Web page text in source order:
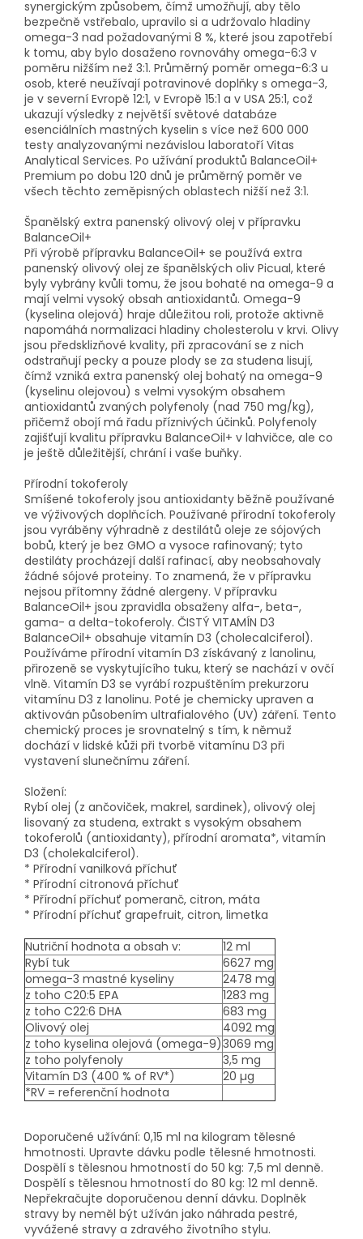
synergickým způsobem, čímž umožňují, aby tělo
bezpečně vstřebalo, upravilo si a udržovalo hladiny
omega-3 nad požadovanými 8 %, které jsou zapotřebí
k tomu, aby bylo dosaženo rovnováhy omega-6:3 v
poměru nižším než 3:1. Průměrný poměr omega-6:3 u
osob, které neužívají potravinové doplňky s omega-3,
je v severní Evropě 12:1, v Evropě 15:1 a v USA 25:1, což
ukazují výsledky z největší světové databáze
esenciálních mastných kyselin s více než 600 000
testy analyzovanými nezávislou laboratoří Vitas
Analytical Services. Po užívání produktů BalanceOil+
Premium po dobu 120 dnů je průměrný poměr ve
všech těchto zeměpisných oblastech nižší než 3:1.
Španělský extra panenský olivový olej v přípravku
BalanceOil+
Při výrobě přípravku BalanceOil+ se používá extra
panenský olivový olej ze španělských oliv Picual, které
byly vybrány kvůli tomu, že jsou bohaté na omega-9 a
mají velmi vysoký obsah antioxidantů. Omega-9
(kyselina olejová) hraje důležitou roli, protože aktivně
napomáhá normalizaci hladiny cholesterolu v krvi. Olivy
jsou předsklizňové kvality, při zpracování se z nich
odstraňují pecky a pouze plody se za studena lisují,
čímž vzniká extra panenský olej bohatý na omega-9
(kyselinu olejovou) s velmi vysokým obsahem
antioxidantů zvaných polyfenoly (nad 750 mg/kg),
přičemž obojí má řadu příznivých účinků. Polyfenoly
zajišťují kvalitu přípravku BalanceOil+ v lahvičce, ale co
je ještě důležitější, chrání i vaše buňky.
Přírodní tokoferoly
Smíšené tokoferoly jsou antioxidanty běžně používané
ve výživových doplňcích. Používané přírodní tokoferoly
jsou vyráběny výhradně z destilátů oleje ze sójových
bobů, který je bez GMO a vysoce rafinovaný; tyto
destiláty procházejí další rafinací, aby neobsahovaly
žádné sójové proteiny. To znamená, že v přípravku
nejsou přítomny žádné alergeny. V přípravku
BalanceOil+ jsou zpravidla obsaženy alfa-, beta-,
gama- a delta-tokoferoly. ČISTÝ VITAMÍN D3
BalanceOil+ obsahuje vitamín D3 (cholecalciferol).
Používáme přírodní vitamín D3 získávaný z lanolinu,
přirozeně se vyskytujícího tuku, který se nachází v ovčí
vlně. Vitamín D3 se vyrábí rozpuštěním prekurzoru
vitamínu D3 z lanolinu. Poté je chemicky upraven a
aktivován působením ultrafialového (UV) záření. Tento
chemický proces je srovnatelný s tím, k němuž
dochází v lidské kůži při tvorbě vitamínu D3 při
vystavení slunečnímu záření.
Složení:
Rybí olej (z ančoviček, makrel, sardinek), olivový olej
lisovaný za studena, extrakt s vysokým obsahem
tokoferolů (antioxidanty), přírodní aromata*, vitamín
D3 (cholekalciferol).
* Přírodní vanilková příchuť
* Přírodní citronová příchuť
* Přírodní příchuť pomeranč, citron, máta
* Přírodní příchuť grapefruit, citron, limetka
Nutriční hodnota a obsah v:
12 ml
Rybí tuk
6627 mg
omega-3 mastné kyseliny
2478 mg
z toho C20:5 EPA
1283 mg
z toho C22:6 DHA
683 mg
Olivový olej
4092 mg
z toho kyselina olejová (omega-9)3069 mg
z toho polyfenoly
3,5 mg
Vitamín D3 (400 % of RV*)
20 µg
*RV = referenční hodnota
Doporučené užívání: 0,15 ml na kilogram tělesné
hmotnosti. Upravte dávku podle tělesné hmotnosti.
Dospělí s tělesnou hmotností do 50 kg: 7,5 ml denně.
Dospělí s tělesnou hmotností do 80 kg: 12 ml denně.
Nepřekračujte doporučenou denní dávku. Doplněk
stravy by neměl být užíván jako náhrada pestré,
vyvážené stravy a zdravého životního stylu.